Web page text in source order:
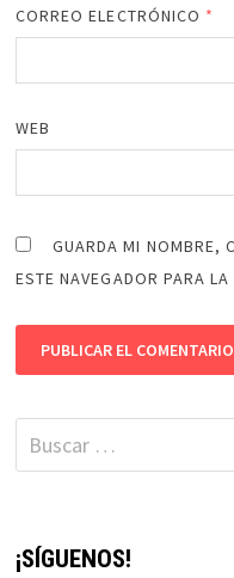
CORREO ELECTRÓNICO *
WEB
GUARDA MI NOMBRE,
ESTE NAVEGADOR PARA
Buscar:
¡SÍGUENOS!